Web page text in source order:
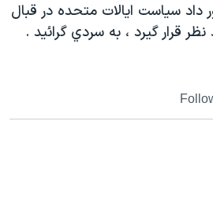
سياست ايالات متحده در قبال
قرار گيرد ، به سردي گرائيد .